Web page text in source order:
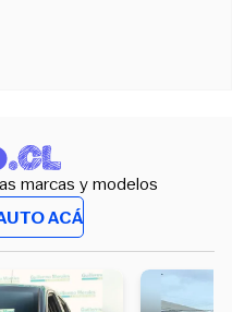
marcas y modelos
ACÁ